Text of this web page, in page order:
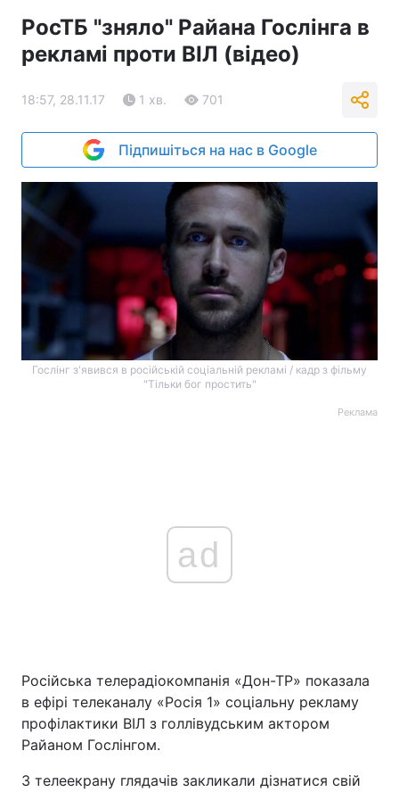
РосТБ "зняло" Райана Гослінга в
рекламі проти ВІЛ (відео)
18:57, 28.11.17 1 хв. 701
Підпишіться на нас в Google
Гослінг з'явився в російській соціальній рекламі / кадр з фільму
"Тільки бог простить"
Реклама
ad
Російська телерадіокомпанія «Дон-ТР» показала
в ефірі телеканалу «Росія 1» соціальну рекламу
профілактики ВІЛ з голлівудським актором
Райаном Гослінгом.
З телеекрану глядачів закликали дізнатися свій